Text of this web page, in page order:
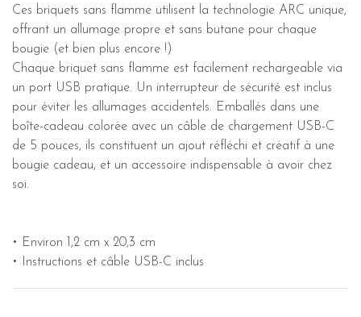
Ces briquets sans flamme utilisent la technologie ARC unique,
offrant un allumage propre et sans butane pour chaque
bougie (et bien plus encore !)
Chaque briquet sans flamme est facilement rechargeable via
un port USB pratique. Un interrupteur de sécurité est inclus
pour éviter les allumages accidentels. Emballés dans une
boîte-cadeau colorée avec un câble de chargement USB-C
de 5 pouces, ils constituent un ajout réfléchi et créatif à une
bougie cadeau, et un accessoire indispensable à avoir chez
soi.
• Environ 1,2 cm x 20,3 cm
• Instructions et câble USB-C inclus